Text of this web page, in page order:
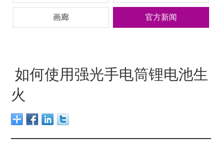
画廊 官方新闻
​ 如何使用强光手电筒锂电池生
火